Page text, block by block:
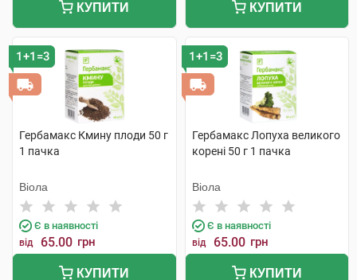
КУПИТИ КУПИТИ
1+1=3
Гербамакс Кмину плоди 50 г
1 пачка
Віола
Є в наявності
від 65.00 грн
КУПИТИ
1+1=3
Гербамакс Лопуха великого
корені 50 г 1 пачка
Віола
Є в наявності
від 65.00 грн
КУПИТИ